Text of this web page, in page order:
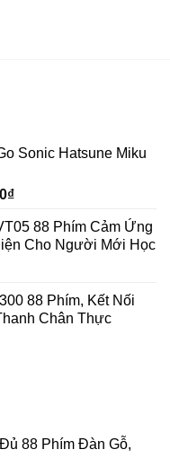
Sonic Hatsune Miku
₫
88 Phím Cảm Ứng
Cho Người Mới Học
88 Phím, Kết Nối
Chân Thực
88 Phím Đàn Gỗ,